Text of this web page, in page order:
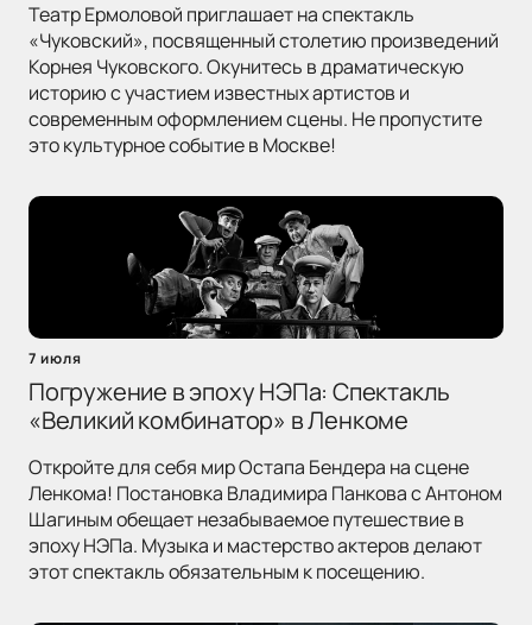
Театр Ермоловой приглашает на спектакль
«Чуковский», посвященный столетию произведений
Корнея Чуковского. Окунитесь в драматическую
историю с участием известных артистов и
современным оформлением сцены. Не пропустите
это культурное событие в Москве!
7 июля
Погружение в эпоху НЭПа: Спектакль
«Великий комбинатор» в Ленкоме
Откройте для себя мир Остапа Бендера на сцене
Ленкома! Постановка Владимира Панкова с Антоном
Шагиным обещает незабываемое путешествие в
эпоху НЭПа. Музыка и мастерство актеров делают
этот спектакль обязательным к посещению.